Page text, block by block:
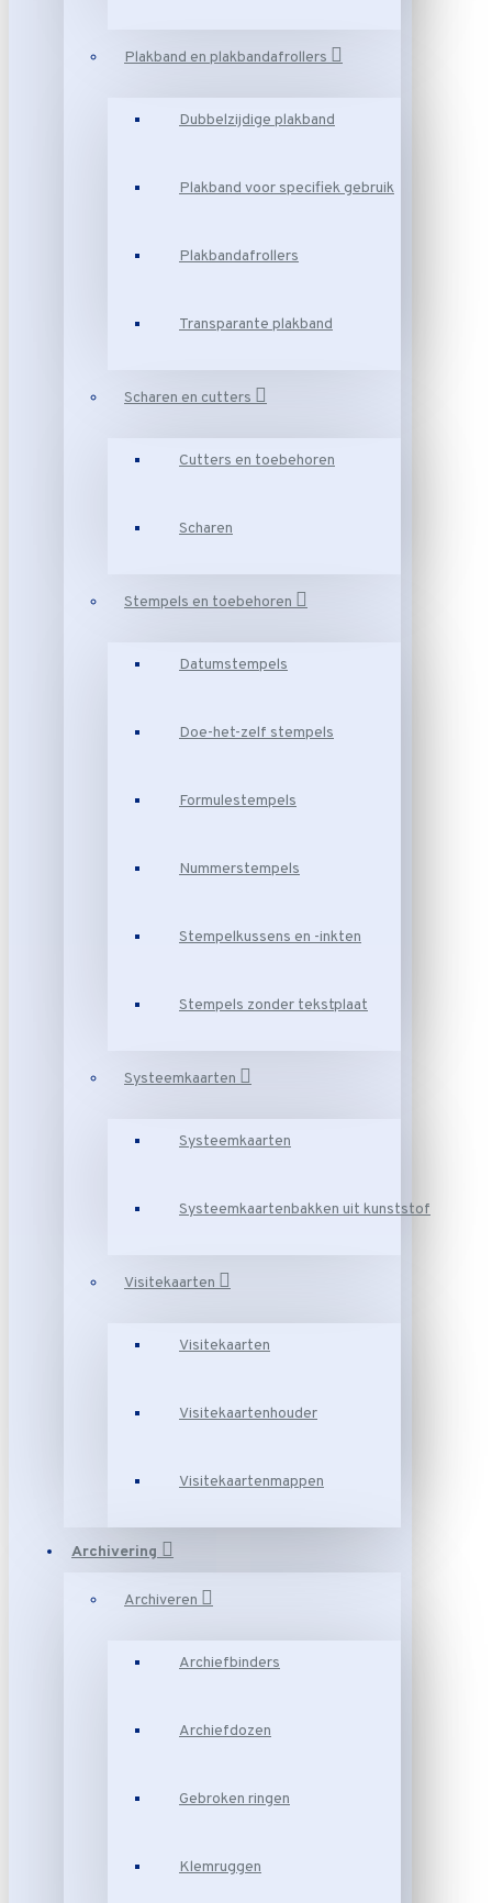
Plakband en plakbandafrollers
Dubbelzijdige plakband
Plakband voor specifiek gebruik
Plakbandafrollers
Transparante plakband
Scharen en cutters
Cutters en toebehoren
Scharen
Stempels en toebehoren
Datumstempels
Doe-het-zelf stempels
Formulestempels
Nummerstempels
Stempelkussens en -inkten
Stempels zonder tekstplaat
Systeemkaarten
Systeemkaarten
Systeemkaartenbakken uit kunststof
Visitekaarten
Visitekaarten
Visitekaartenhouder
Visitekaartenmappen
Archivering
Archiveren
Archiefbinders
Archiefdozen
Gebroken ringen
Klemruggen